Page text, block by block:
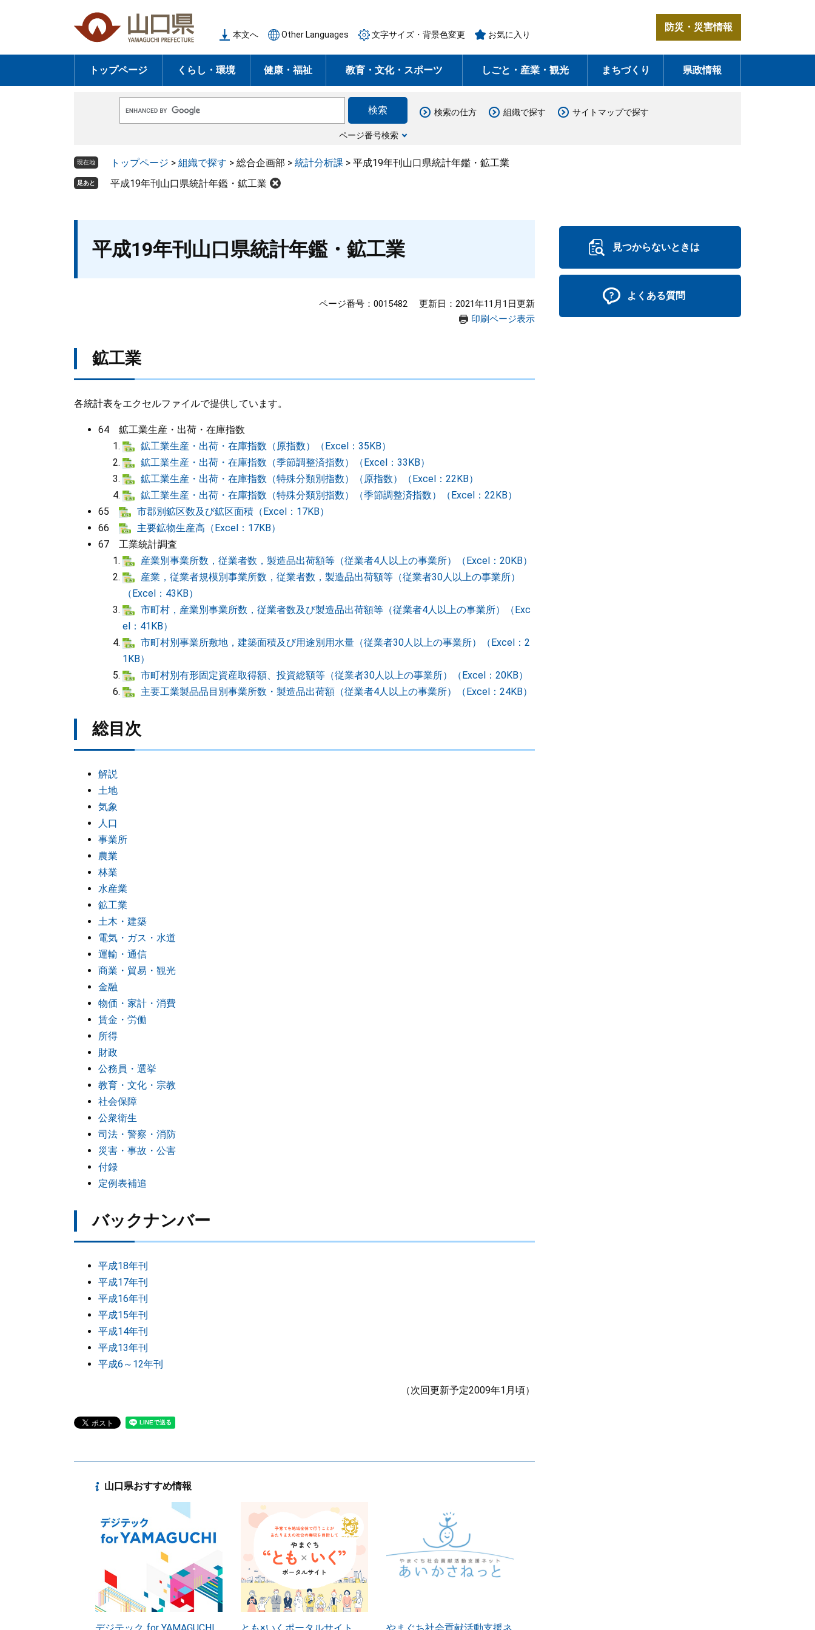
の
頭
ー
飛
本文へ Other Languages 文字サイズ・背景色変更 お気に入り
防災・災害情報
トップページ くらし・環境 健康・福祉 教育・文化・スポーツ しごと・産業・観光 まちづくり 県政情報
o
e
ス
ページ番号検索
検索の仕方 組織で探す サイトマップで探す
現在地 トップページ > 組織で探す > 総合企画部 > 統計分析課 > 平成19年刊山口県統計年鑑・鉱工業
足あと 平成19年刊山口県統計年鑑・鉱工業
平成19年刊山口県統計年鑑・鉱工業
ページ番号：0015482
更新日：2021年11月1日更新
印刷ページ表示
鉱工業
各統計表をエクセルファイルで提供しています。
64 鉱工業生産・出荷・在庫指数
鉱工業生産・出荷・在庫指数（原指数）（Excel：35KB）
鉱工業生産・出荷・在庫指数（季節調整済指数）（Excel：33KB）
鉱工業生産・出荷・在庫指数（特殊分類別指数）（原指数）（Excel：22KB）
鉱工業生産・出荷・在庫指数（特殊分類別指数）（季節調整済指数）（Excel：22KB）
65
市郡別鉱区数及び鉱区面積（Excel：17KB）
66
主要鉱物生産高（Excel：17KB）
67 工業統計調査
産業別事業所数，従業者数，製造品出荷額等（従業者4人以上の事業所）（Excel：20KB）
産業，従業者規模別事業所数，従業者数，製造品出荷額等（従業者30人以上の事業所）
（Excel：43KB）
市町村，産業別事業所数，従業者数及び製造品出荷額等（従業者4人以上の事業所）（Exc
el：41KB）
市町村別事業所敷地，建築面積及び用途別用水量（従業者30人以上の事業所）（Excel：2
1KB）
市町村別有形固定資産取得額、投資総額等（従業者30人以上の事業所）（Excel：20KB）
主要工業製品品目別事業所数・製造品出荷額（従業者4人以上の事業所）（Excel：24KB）
総目次
解説
土地
気象
人口
事業所
農業
林業
水産業
鉱工業
土木・建築
電気・ガス・水道
運輸・通信
商業・貿易・観光
金融
物価・家計・消費
賃金・労働
所得
財政
公務員・選挙
教育・文化・宗教
社会保障
公衆衛生
司法・警察・消防
災害・事故・公害
付録
定例表補追
バックナンバー
平成18年刊
平成17年刊
平成16年刊
平成15年刊
平成14年刊
平成13年刊
平成6～12年刊
（次回更新予定2009年1月頃）
山口県おすすめ情報
デジテック for YAMAGUCHI とも×いくポータルサイト やまぐち社会貢献活動支援ネ
見つからないときは
よくある質問